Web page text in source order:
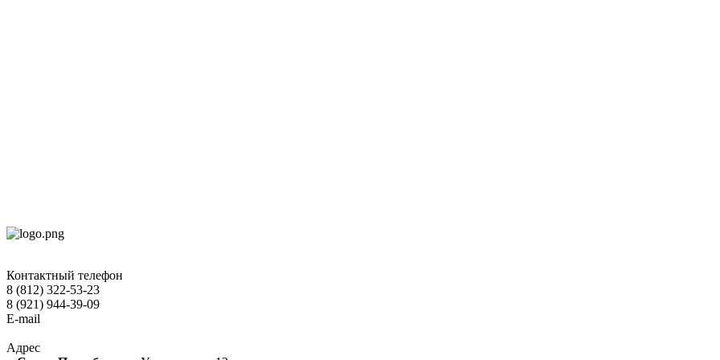
Контактный телефон
8 (812) 322-53-23
8 (921) 944-39-09
E-mail
Адрес